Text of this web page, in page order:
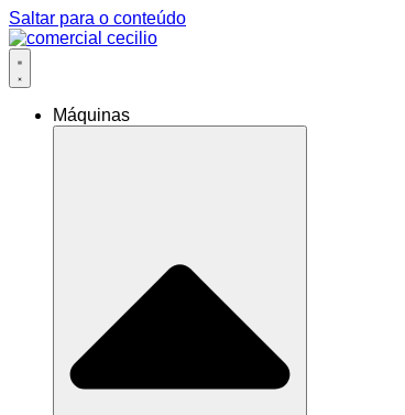
Saltar para o conteúdo
Máquinas